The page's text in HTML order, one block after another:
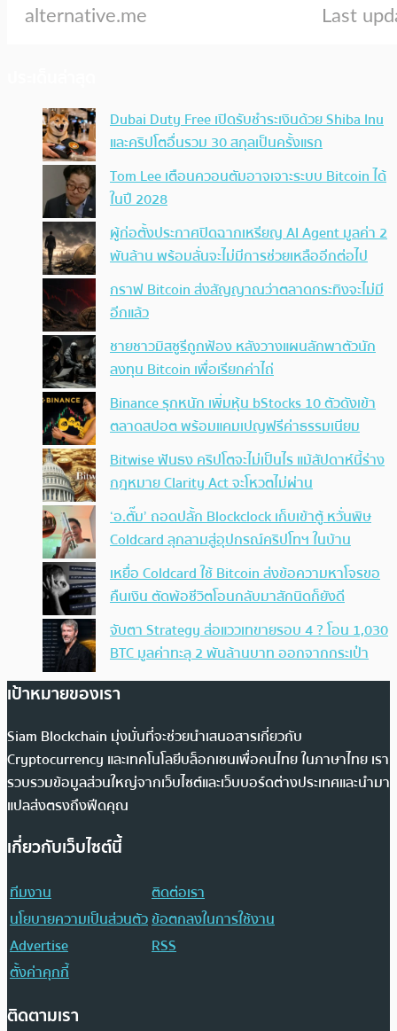
Dubai Duty Free เปิดรับชำระเงินด้วย Shiba Inu
และคริปโตอื่นรวม 30 สกุลเป็นครั้งแรก
Tom Lee เตือนควอนตัมอาจเจาะระบบ Bitcoin ได้
ในปี 2028
ผู้ก่อตั้งประกาศปิดฉากเหรียญ AI Agent มูลค่า 2
พันล้าน พร้อมลั่นจะไม่มีการช่วยเหลืออีกต่อไป
กราฟ Bitcoin ส่งสัญญาณว่าตลาดกระทิงจะไม่มี
อีกแล้ว
ชายชาวมิสซูรีถูกฟ้อง หลังวางแผนลักพาตัวนัก
ลงทุน Bitcoin เพื่อเรียกค่าไถ่
Binance รุกหนัก เพิ่มหุ้น bStocks 10 ตัวดังเข้า
ตลาดสปอต พร้อมแคมเปญฟรีค่าธรรมเนียม
Bitwise ฟันธง คริปโตจะไม่เป็นไร แม้สัปดาห์นี้ร่าง
กฎหมาย Clarity Act จะโหวตไม่ผ่าน
‘อ.ตั๊ม’ ถอดปลั้ก Blockclock เก็บเข้าตู้ หวั่นพิษ
Coldcard ลุกลามสู่อุปกรณ์คริปโทฯ ในบ้าน
เหยื่อ Coldcard ใช้ Bitcoin ส่งข้อความหาโจรขอ
คืนเงิน ตัดพ้อชีวิตโอนกลับมาสักนิดก็ยังดี
จับตา Strategy ส่อแววเทขายรอบ 4 ? โอน 1,030
BTC มูลค่าทะลุ 2 พันล้านบาท ออกจากกระเป๋า
เป้าหมายของเรา
Siam Blockchain มุ่งมั่นที่จะช่วยนำเสนอสารเกี่ยวกับ
Cryptocurrency และเทคโนโลยีบล็อกเชนเพื่อคนไทย ในภาษาไทย เรา
รวบรวมข้อมูลส่วนใหญ่จากเว็บไซต์และเว็บบอร์ดต่างประเทศและนำมา
แปลส่งตรงถึงฟีดคุณ
เกี่ยวกับเว็บไซต์นี้
ทีมงาน
ติดต่อเรา
นโยบายความเป็นส่วนตัวข้อตกลงในการใช้งาน
Advertise
RSS
ตั้งค่าคุกกี้
ติดตามเรา